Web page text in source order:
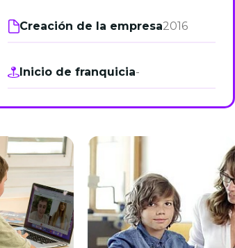
de octubre
VER MÁS
Creación de la empresa2016
Inicio de franquicia-